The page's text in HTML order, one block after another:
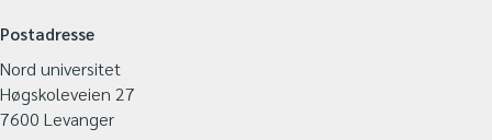
Postadresse
Nord universitet
Høgskoleveien 27
7600 Levanger